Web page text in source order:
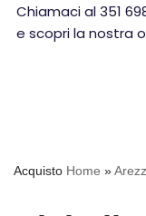
Chiamaci al 351
e scopri la nostra
Acquisto Home »